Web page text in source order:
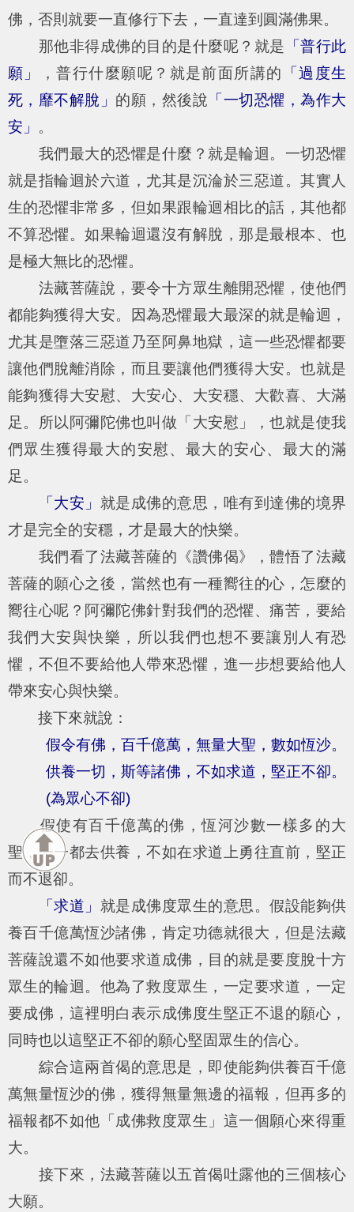
佛，否則就要一直修行下去，一直達到圓滿佛果。
那他非得成佛的目的是什麼呢？就是 「普行此
願」
，普行什麼願呢？就是前面所講的
「過度生
死，靡不解脫」 的願，然後說 「一切恐懼，為作大
安」 。
我們最大的恐懼是什麼？就是輪迴。一切恐懼
就是指輪迴於六道，尤其是沉淪於三惡道。其實人
生的恐懼非常多，但如果跟輪迴相比的話，其他都
不算恐懼。如果輪迴還沒有解脫，那是最根本、也
是極大無比的恐懼。
法藏菩薩說，要令十方眾生離開恐懼，使他們
都能夠獲得大安。因為恐懼最大最深的就是輪迴，
尤其是墮落三惡道乃至阿鼻地獄，這一些恐懼都要
讓他們脫離消除，而且要讓他們獲得大安。也就是
能夠獲得大安慰、大安心、大安穩、大歡喜、大滿
足。所以阿彌陀佛也叫做「大安慰」，也就是使我
們眾生獲得最大的安慰、最大的安心、最大的滿
足。
「大安」 就是成佛的意思，唯有到達佛的境界
才是完全的安穩，才是最大的快樂。
我們看了法藏菩薩的《讚佛偈》，體悟了法藏
菩薩的願心之後，當然也有一種嚮往的心，怎麼的
嚮往心呢？阿彌陀佛針對我們的恐懼、痛苦，要給
我們大安與快樂，所以我們也想不要讓別人有恐
懼，不但不要給他人帶來恐懼，進一步想要給他人
帶來安心與快樂。
接下來就說：
假令有佛，百千億萬，無量大聖，數如恆沙。
供養一切，斯等諸佛，不如求道，堅正不卻。
(為眾心不卻)
假使有百千億萬的佛，恆河沙數一樣多的大
聖，一一都去供養，不如在求道上勇往直前，堅正
而不退卻。
「求道」 就是成佛度眾生的意思。假設能夠供
養百千億萬恆沙諸佛，肯定功德就很大，但是法藏
菩薩說還不如他要求道成佛，目的就是要度脫十方
眾生的輪迴。他為了救度眾生，一定要求道，一定
要成佛，這裡明白表示成佛度生堅正不退的願心，
同時也以這堅正不卻的願心堅固眾生的信心。
綜合這兩首偈的意思是，即使能夠供養百千億
萬無量恆沙的佛，獲得無量無邊的福報，但再多的
福報都不如他「成佛救度眾生」這一個願心來得重
大。
接下來，法藏菩薩以五首偈吐露他的三個核心
大願。